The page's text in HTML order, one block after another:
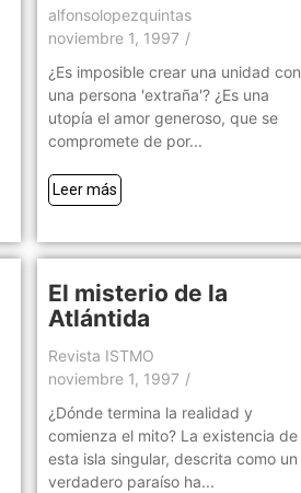
alfonsolopezquintas
noviembre 1, 1997 /
¿Es imposible crear una unidad con
una persona 'extraña'? ¿Es una
utopía el amor generoso, que se
compromete de por...
Leer más
El misterio de la
Atlántida
Revista ISTMO
noviembre 1, 1997 /
¿Dónde termina la realidad y
comienza el mito? La existencia de
esta isla singular, descrita como un
verdadero paraíso ha...